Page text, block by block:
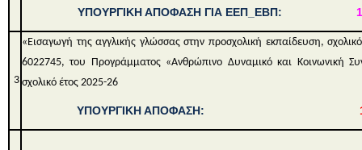
ΥΠΟΥΡΓΙΚΗ ΑΠΟΦΑΣΗ ΓΙΑ ΕΕΠ_ΕΒΠ:
3
«Εισαγωγή της αγγλικής γλώσσας στην προσχολική εκπαίδευση,
6022745, του Προγράμματος «Ανθρώπινο Δυναμικό και Κοινωνική
σχολικό έτος 2025-26
ΥΠΟΥΡΓΙΚΗ ΑΠΟΦΑΣΗ: